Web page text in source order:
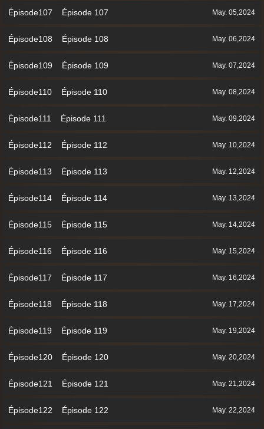
Épisode107 Épisode 107 May. 05,2024
Épisode108 Épisode 108 May. 06,2024
Épisode109 Épisode 109 May. 07,2024
Épisode110 Épisode 110 May. 08,2024
Épisode111 Épisode 111 May. 09,2024
Épisode112 Épisode 112 May. 10,2024
Épisode113 Épisode 113 May. 12,2024
Épisode114 Épisode 114 May. 13,2024
Épisode115 Épisode 115 May. 14,2024
Épisode116 Épisode 116 May. 15,2024
Épisode117 Épisode 117 May. 16,2024
Épisode118 Épisode 118 May. 17,2024
Épisode119 Épisode 119 May. 19,2024
Épisode120 Épisode 120 May. 20,2024
Épisode121 Épisode 121 May. 21,2024
Épisode122 Épisode 122 May. 22,2024